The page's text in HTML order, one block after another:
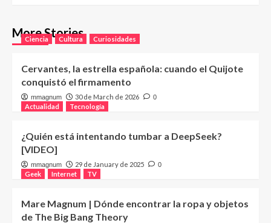
More Stories
Ciencia Cultura Curiosidades
Cervantes, la estrella española: cuando el Quijote
conquistó el firmamento
mmagnum 30 de March de 2026 0
Actualidad Tecnología
¿Quién está intentando tumbar a DeepSeek?
[VIDEO]
mmagnum 29 de January de 2025 0
Geek Internet TV
Mare Magnum | Dónde encontrar la ropa y objetos
de The Big Bang Theory